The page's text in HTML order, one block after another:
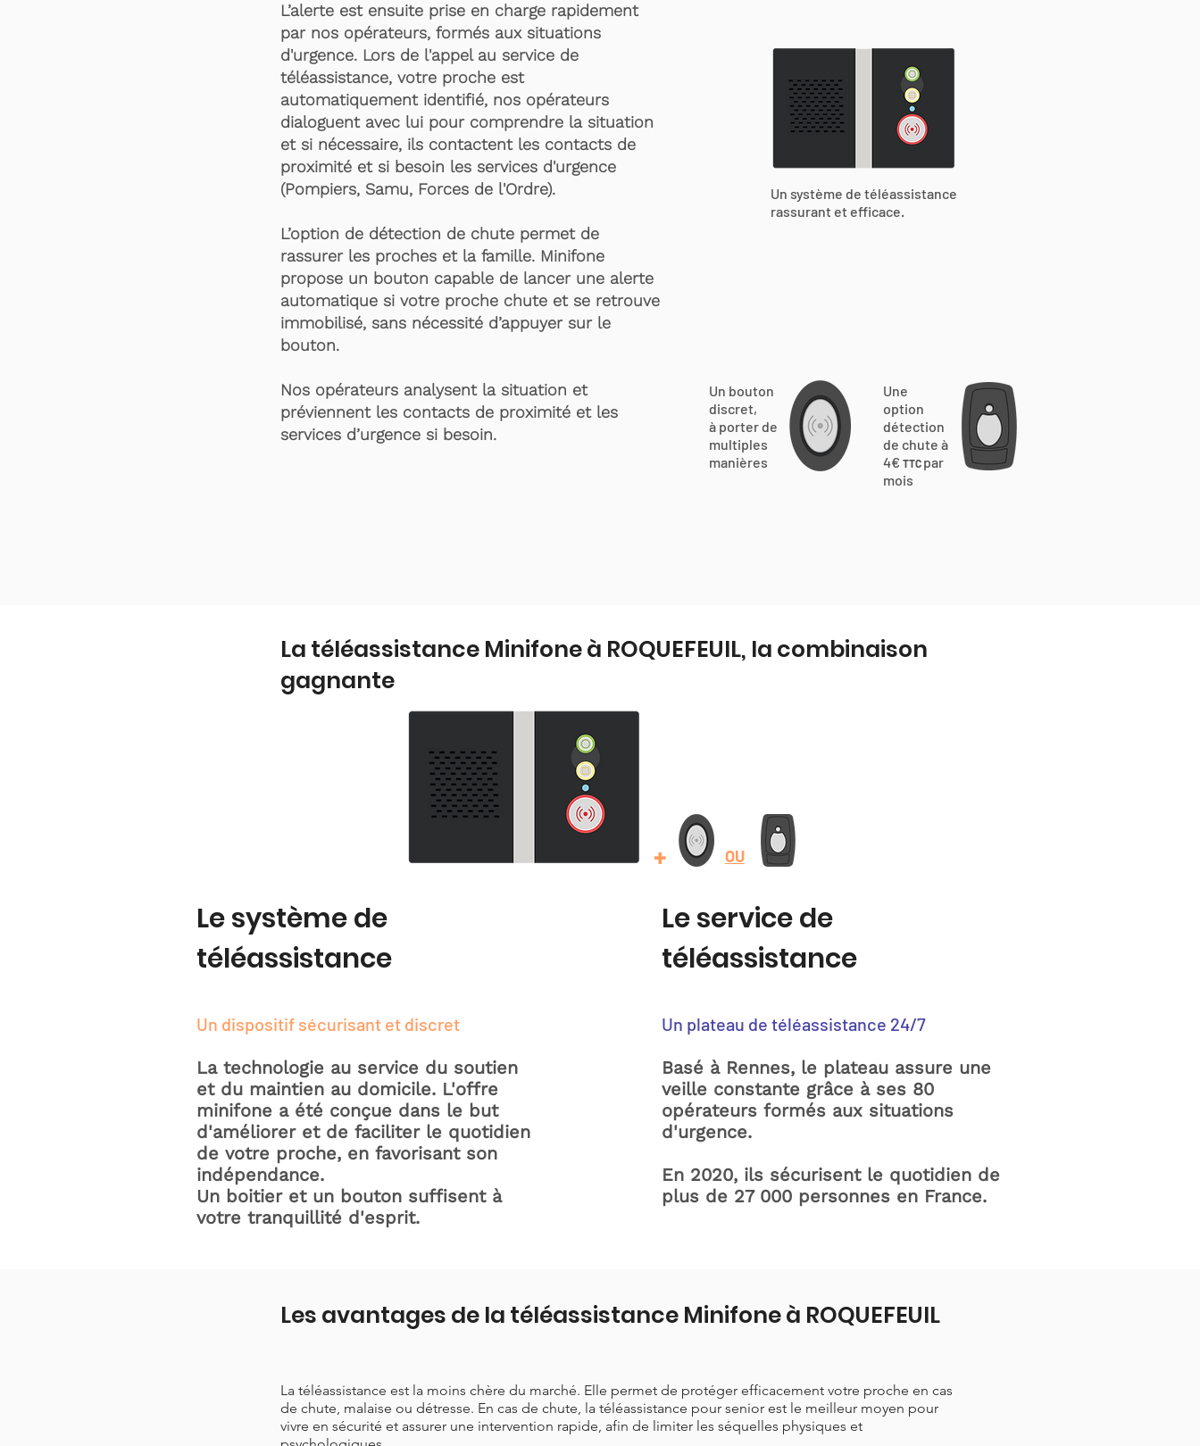
L’alerte est ensuite prise en charge rapidement
par nos opérateurs, formés aux situations
d'urgence. Lors de l'appel au service de
téléassistance, votre proche est
automatiquement identifié, nos opérateurs
dialoguent avec lui pour comprendre la situation
et si nécessaire, ils contactent les contacts de
proximité et si besoin les services d'urgence
(Pompiers, Samu, Forces de l'Ordre).
L’option de détection de chute permet de
rassurer les proches et la famille. Minifone
propose un bouton capable de lancer une alerte
automatique si votre proche chute et se retrouve
immobilisé, sans nécessité d’appuyer sur le
bouton.
Nos opérateurs analysent la situation et
préviennent les contacts de proximité et les
services d’urgence si besoin.
Un système de téléassistance
rassurant et efficace.
Un bouton
discret,
à porter de
multiples
manières
Une
option
détection
de chute à
4€ TTC par
mois
La téléassistance Minifone à ROQUEFEUIL, la combinaison
gagnante
Le système de
téléassistance
Un dispositif sécurisant et discret
La technologie au service du soutien
et du maintien au domicile. L'offre
minifone a été conçue dans le but
d'améliorer et de faciliter le quotidien
de votre proche, en favorisant son
indépendance.
Un boitier et un bouton suffisent à
votre tranquillité d'esprit.
+ OU
Le service de
téléassistance
Un plateau de téléassistance 24/7
Basé à Rennes, le plateau assure une
veille constante grâce à ses 80
opérateurs formés aux situations
d'urgence.
En 2020, ils sécurisent le quotidien de
plus de 27 000 personnes en France.
Les avantages de la téléassistance Minifone à ROQUEFEUIL
La téléassistance est la moins chère du marché. Elle permet de protéger efficacement votre proche en cas
de chute, malaise ou détresse. En cas de chute, la téléassistance pour senior est le meilleur moyen pour
vivre en sécurité et assurer une intervention rapide, afin de limiter les séquelles physiques et